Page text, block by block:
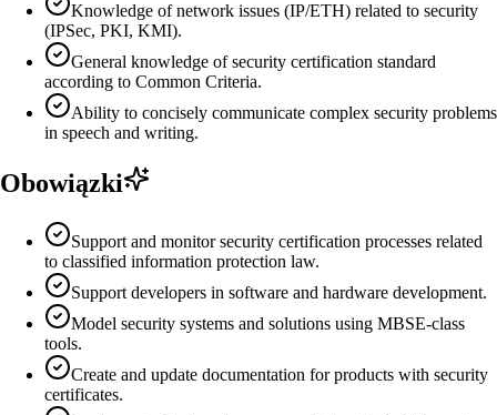
Knowledge of network issues (IP/ETH) related to security
(IPSec, PKI, KMI).
General knowledge of security certification standard
according to Common Criteria.
Ability to concisely communicate complex security problems
in speech and writing.
Obowiązki
Support and monitor security certification processes related
to classified information protection law.
Support developers in software and hardware development.
Model security systems and solutions using MBSE-class
tools.
Create and update documentation for products with security
certificates.